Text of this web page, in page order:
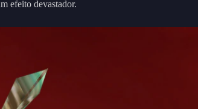
efeito devastador.